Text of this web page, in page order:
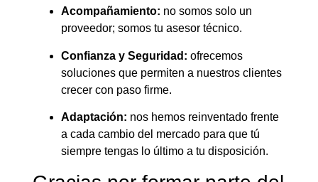
Acompañamiento: no somos solo un
proveedor; somos tu asesor técnico.
Confianza y Seguridad: ofrecemos
soluciones que permiten a nuestros clientes
crecer con paso firme.
Adaptación: nos hemos reinventado frente
a cada cambio del mercado para que tú
siempre tengas lo último a tu disposición.